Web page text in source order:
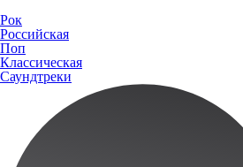
Рок
Российская
Поп
Классическая
Саундтреки